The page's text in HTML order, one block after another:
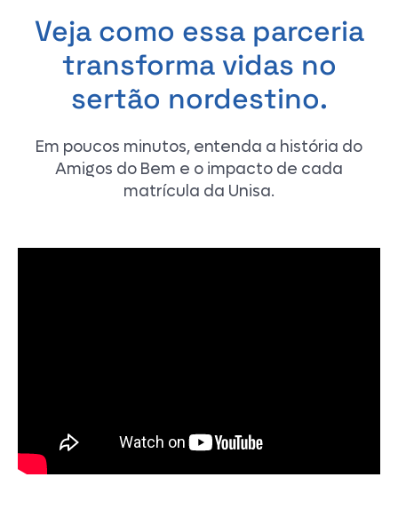
Veja como essa parceria
transforma vidas no
sertão nordestino.
Em poucos minutos, entenda a história do
Amigos do Bem e o impacto de cada
matrícula da Unisa.